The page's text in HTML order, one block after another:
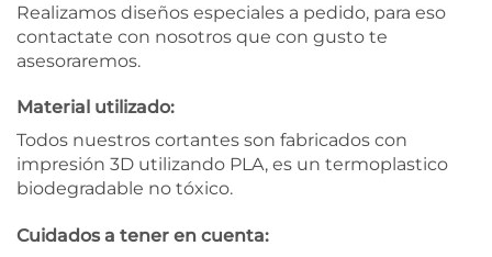
Realizamos diseños especiales a pedido, para eso
contactate con nosotros que con gusto te
asesoraremos.
Material utilizado:
Todos nuestros cortantes son fabricados con
impresión 3D utilizando PLA, es un termoplastico
biodegradable no tóxico.
Cuidados a tener en cuenta: